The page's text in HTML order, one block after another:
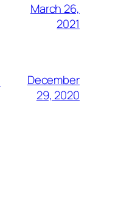
March 26,
2021
December
29, 2020